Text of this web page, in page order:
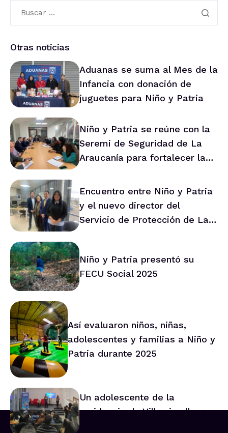
Otras noticias
Aduanas se suma al Mes de la
Infancia con donación de
juguetes para Niño y Patria
Niño y Patria se reúne con la
Seremi de Seguridad de La
Araucanía para fortalecer la
Encuentro entre Niño y Patria
y el nuevo director del
Servicio de Protección de La
Niño y Patria presentó su
FECU Social 2025
Así evaluaron niños, niñas,
adolescentes y familias a Niño y
Patria durante 2025
Un adolescente de la
residencia de Villarrica lleva